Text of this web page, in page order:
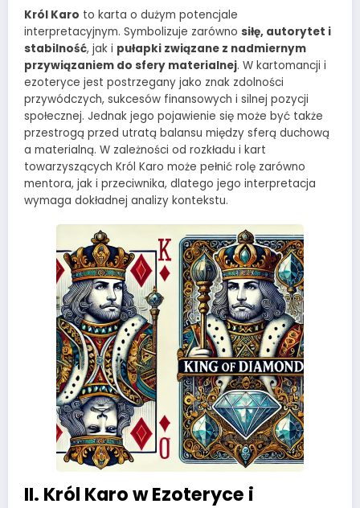
Król Karo to karta o dużym potencjale
interpretacyjnym. Symbolizuje zarówno siłę, autorytet i
stabilność, jak i pułapki związane z nadmiernym
przywiązaniem do sfery materialnej. W kartomancji i
ezoteryce jest postrzegany jako znak zdolności
przywódczych, sukcesów finansowych i silnej pozycji
społecznej. Jednak jego pojawienie się może być także
przestrogą przed utratą balansu między sferą duchową
a materialną. W zależności od rozkładu i kart
towarzyszących Król Karo może pełnić rolę zarówno
mentora, jak i przeciwnika, dlatego jego interpretacja
wymaga dokładnej analizy kontekstu.
II. Król Karo w Ezoteryce i